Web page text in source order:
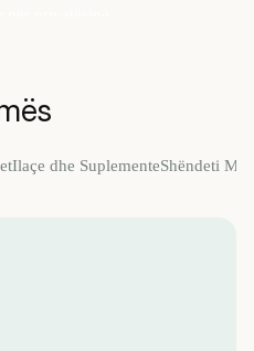
Ilaçe dhe SuplementeShëndeti